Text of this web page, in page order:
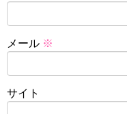
メール ※
サイト